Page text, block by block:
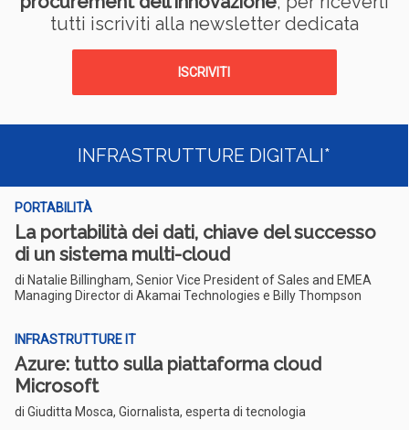
tutti iscriviti alla newsletter dedicata
ISCRIVITI
INFRASTRUTTURE DIGITALI*
PORTABILITÀ
La portabilità dei dati, chiave del successo
di un sistema multi-cloud
di Natalie Billingham, Senior Vice President of Sales and EMEA
Managing Director di Akamai Technologies e Billy Thompson
INFRASTRUTTURE IT
Azure: tutto sulla piattaforma cloud
Microsoft
di Giuditta Mosca, Giornalista, esperta di tecnologia